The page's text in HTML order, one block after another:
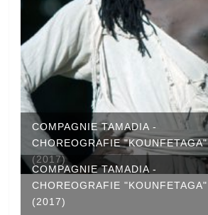
COMPAGNIE TAMADIA -
CHOREOGRAFIE "KOUNFETAGA"
(2017)
COMPAGNIE TAMADIA -
CHOREOGRAFIE "KOUNFETAGA"
(2017)